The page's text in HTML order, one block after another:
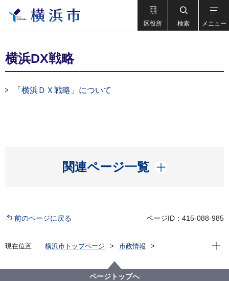
区役所 検索 メニュー
横浜DX戦略
「横浜ＤＸ戦略」について
関連ページ一覧
開く
前のページに戻る ページID：415-088-985
現在位置 横浜市トップページ
市政情報
現在
ページトップへ